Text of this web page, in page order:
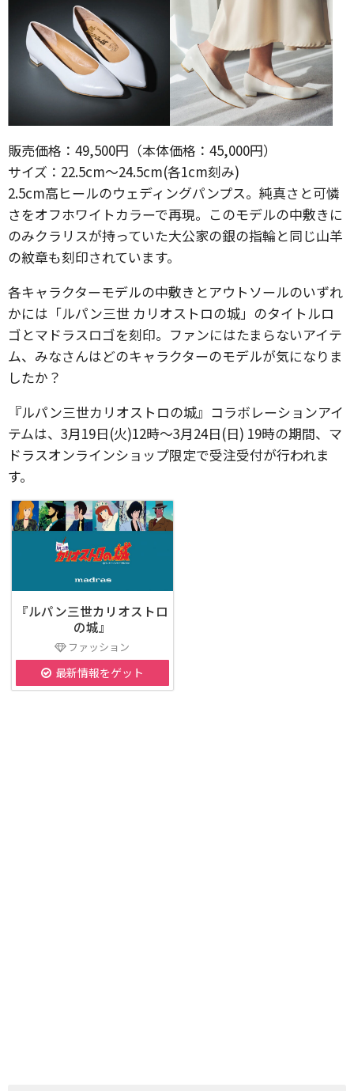
販売価格：49,500円（本体価格：45,000円）
サイズ：22.5cm～24.5cm(各1cm刻み)
2.5cm高ヒールのウェディングパンプス。純真さと可憐
さをオフホワイトカラーで再現。このモデルの中敷きに
のみクラリスが持っていた大公家の銀の指輪と同じ山羊
の紋章も刻印されています。
各キャラクターモデルの中敷きとアウトソールのいずれ
かには「ルパン三世 カリオストロの城」のタイトルロ
ゴとマドラスロゴを刻印。ファンにはたまらないアイテ
ム、みなさんはどのキャラクターのモデルが気になりま
したか？
『ルパン三世カリオストロの城』コラボレーションアイ
テムは、3月19日(火)12時～3月24日(日) 19時の期間、マ
ドラスオンラインショップ限定で受注受付が行われま
す。
『ルパン三世カリオストロ
の城』
ファッション
最新情報をゲット